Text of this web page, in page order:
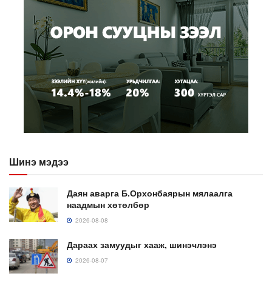
Шинэ мэдээ
Даян аварга Б.Орхонбаярын мялаалга
наадмын хөтөлбөр
2026-08-08
Дараах замуудыг хааж, шинэчлэнэ
2026-08-07